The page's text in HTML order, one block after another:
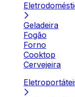
Geladeira
Fogão
Forno
Cooktop
Cervejeira